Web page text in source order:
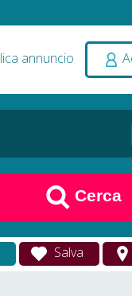
annuncio
Cerca
Salva